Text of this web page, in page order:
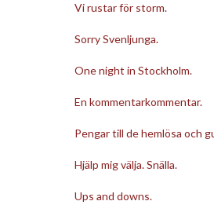
Vi rustar för storm.
Sorry Svenljunga.
One night in Stockholm.
En kommentarkommentar.
Pengar till de hemlösa och
Hjälp mig välja. Snälla.
Ups and downs.